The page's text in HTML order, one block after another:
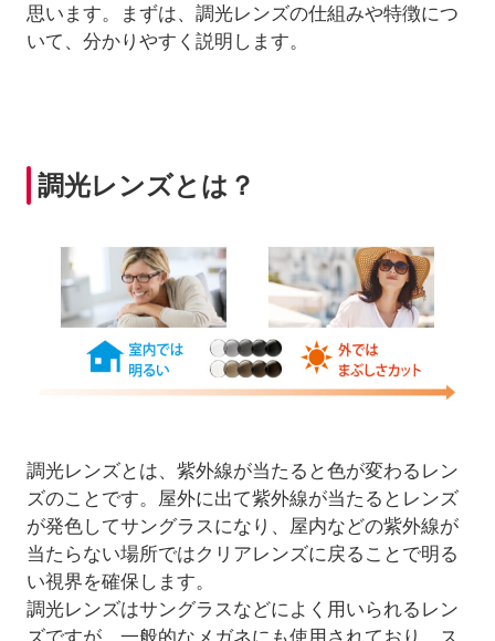
思います。まずは、調光レンズの仕組みや特徴につ
いて、分かりやすく説明します。
調光レンズとは？
調光レンズとは、紫外線が当たると色が変わるレン
ズのことです。屋外に出て紫外線が当たるとレンズ
が発色してサングラスになり、屋内などの紫外線が
当たらない場所ではクリアレンズに戻ることで明る
い視界を確保します。
調光レンズはサングラスなどによく用いられるレン
ズですが、一般的なメガネにも使用されており、ス